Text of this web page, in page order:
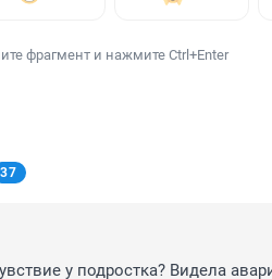
фрагмент и нажмите Ctrl+Enter
37
у подростка? Видела